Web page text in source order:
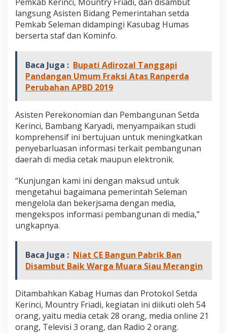
m
p
r
e
n
s
i
f
P
e
m
a
b
l
e
a
n
y
a
k
r
t
a
langsung Asisten Bidang Pemerintahan setda
Pemkab Seleman didampingi Kasubag Humas
berserta staf dan Kominfo.
Baca Juga : Bupati Adirozal Tanggapi
Pandangan Umum Fraksi Atas Ranperda
Perubahan APBD 2019
Asisten Perekonomian dan Pembangunan Setda
Kerinci, Bambang Karyadi, menyampaikan studi
komprehensif ini bertujuan untuk meningkatkan
penyebarluasan informasi terkait pembangunan
daerah di media cetak maupun elektronik.
“Kunjungan kami ini dengan maksud untuk
mengetahui bagaimana pemerintah Seleman
mengelola dan bekerjsama dengan media,
mengekspos informasi pembangunan di media,”
ungkapnya.
Baca Juga : Niat CE Bangun Pabrik Ban
Disambut Baik Warga Muara Siau Merangin
Ditambahkan Kabag Humas dan Protokol Setda
Kerinci, Mountry Friadi, kegiatan ini diikuti oleh 54
orang, yaitu media cetak 28 orang, media online 21
orang, Televisi 3 orang, dan Radio 2 orang.